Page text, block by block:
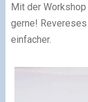
Mit der Workshop
gerne! Revereses
einfacher.